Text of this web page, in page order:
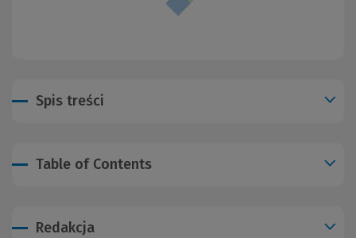
Spis treści
Table of Contents
Redakcja